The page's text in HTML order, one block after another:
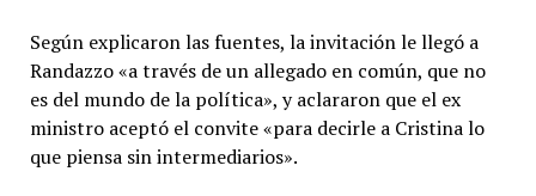
Según explicaron las fuentes, la invitación le llegó a
Randazzo «a través de un allegado en común, que no
es del mundo de la política», y aclararon que el ex
ministro aceptó el convite «para decirle a Cristina lo
que piensa sin intermediarios».